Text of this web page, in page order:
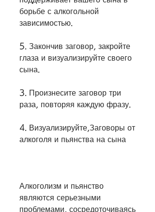
борьбе с алкогольной
зависимостью.
5. Закончив заговор, закройте
глаза и визуализируйте своего
сына.
3. Произнесите заговор три
раза, повторяя каждую фразу.
4. Визуализируйте,Заговоры от
алкоголя и пьянства на сына
Алкоголизм и пьянство
являются серьезными
проблемами, сосредоточиваясь